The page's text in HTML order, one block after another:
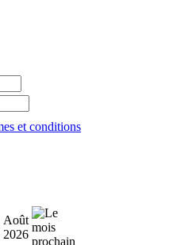
et conditions
Août
2026